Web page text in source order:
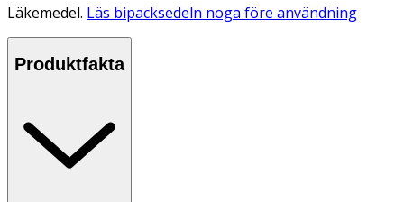
Läkemedel. Läs bipacksedeln noga före användning
Produktfakta